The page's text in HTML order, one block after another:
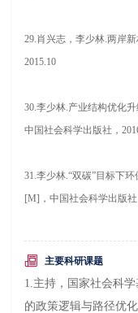
29.肖兴志，李少林.两岸
2015.10
30.李少林.产业结构优化
中国社会科学出版社，
31.李少林.“双碳”目标下
[M]，中国社会科学出版社
主要科研课题
1.主持，国家社会科
的政策逻辑与路径优